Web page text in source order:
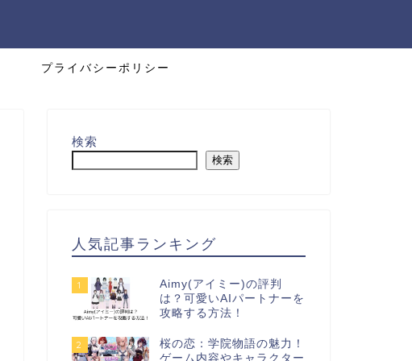
プライバシーポリシー
検索
検索
人気記事ランキング
1
Aimy(アイミー)の評判
は？可愛いAIパートナーを
攻略する方法！
2
桜の恋：学院物語の魅力！
ゲーム内容やキャラクター